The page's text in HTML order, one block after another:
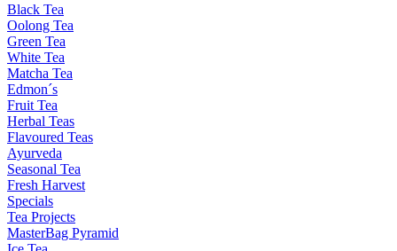
Black Tea
Oolong Tea
Green Tea
White Tea
Matcha Tea
Edmon´s
Fruit Tea
Herbal Teas
Flavoured Teas
Ayurveda
Seasonal Tea
Fresh Harvest
Specials
Tea Projects
MasterBag Pyramid